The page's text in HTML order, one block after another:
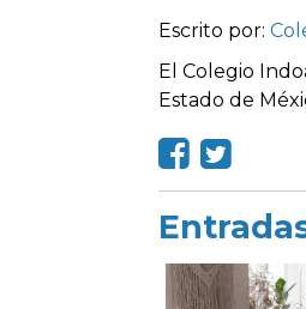
Escrito por:
El Colegio
Estado de